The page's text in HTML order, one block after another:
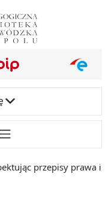
i inne
przepisy prawa i